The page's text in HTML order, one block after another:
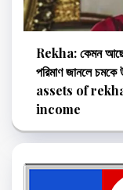
Rekha: কেমন আছেন
পরিমাণ জানলে
assets of
income